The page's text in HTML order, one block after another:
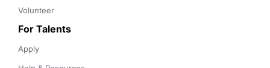
Volunteer
For Talents
Apply